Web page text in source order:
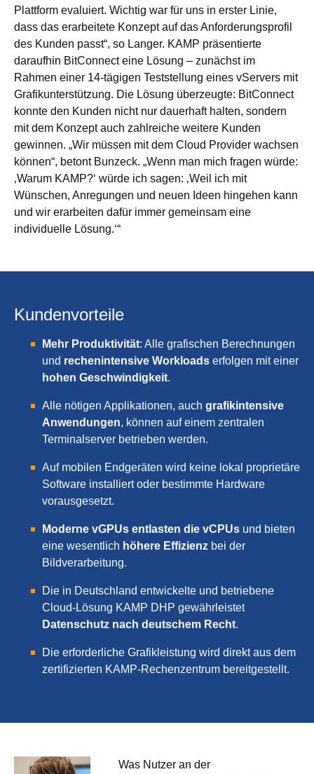
Plattform evaluiert. Wichtig war für uns in erster Linie,
dass das erarbeitete Konzept auf das Anforderungsprofil
des Kunden passt“, so Langer. KAMP präsentierte
daraufhin BitConnect eine Lösung – zunächst im
Rahmen einer 14-tägigen Teststellung eines vServers mit
Grafikunterstützung. Die Lösung überzeugte: BitConnect
konnte den Kunden nicht nur dauerhaft halten, sondern
mit dem Konzept auch zahlreiche weitere Kunden
gewinnen. „Wir müssen mit dem Cloud Provider wachsen
können“, betont Bunzeck. „Wenn man mich fragen würde:
‚Warum KAMP?‘ würde ich sagen: ‚Weil ich mit
Wünschen, Anregungen und neuen Ideen hingehen kann
und wir erarbeiten dafür immer gemeinsam eine
individuelle Lösung.‘“
Kundenvorteile
Mehr Produktivität: Alle grafischen Berechnungen
und rechenintensive Workloads erfolgen mit einer
hohen Geschwindigkeit.
Alle nötigen Applikationen, auch grafikintensive
Anwendungen, können auf einem zentralen
Terminalserver betrieben werden.
Auf mobilen Endgeräten wird keine lokal proprietäre
Software installiert oder bestimmte Hardware
vorausgesetzt.
Moderne vGPUs entlasten die vCPUs und bieten
eine wesentlich höhere Effizienz bei der
Bildverarbeitung.
Die in Deutschland entwickelte und betriebene
Cloud-Lösung KAMP DHP gewährleistet
Datenschutz nach deutschem Recht.
Die erforderliche Grafikleistung wird direkt aus dem
zertifizierten KAMP-Rechenzentrum bereitgestellt.
Was Nutzer an der